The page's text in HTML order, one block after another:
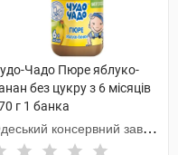
Чадо Пюре яблуко-
без цукру з 6 місяців
г 1 банка
консервний завод
харчування